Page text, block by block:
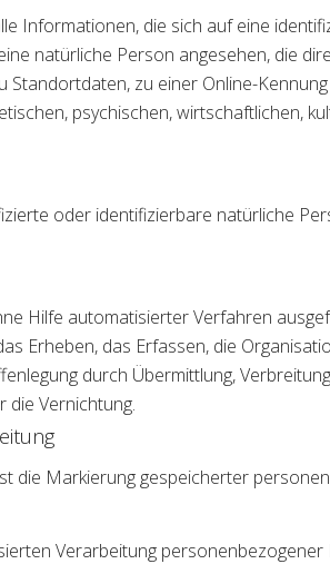
Informationen, die sich auf eine
natürliche Person angesehen, die
Standortdaten, zu einer Online-
psychischen, wirtschaftlichen,
oder identifizierbare natürliche
Hilfe automatisierter Verfahren
Erheben, das Erfassen, die
durch Übermittlung,
die Vernichtung.
die Markierung gespeicherter
Verarbeitung